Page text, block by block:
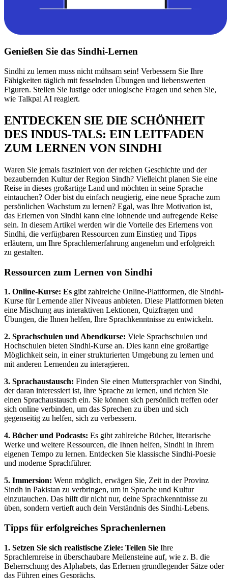
Genießen Sie das Sindhi-Lernen
Sindhi zu lernen muss nicht mühsam sein! Verbessern Sie Ihre
Fähigkeiten täglich mit fesselnden Übungen und liebenswerten
Figuren. Stellen Sie lustige oder unlogische Fragen und sehen Sie,
wie Talkpal AI reagiert.
ENTDECKEN SIE DIE SCHÖNHEIT
DES INDUS-TALS: EIN LEITFADEN
ZUM LERNEN VON SINDHI
Waren Sie jemals fasziniert von der reichen Geschichte und der
bezaubernden Kultur der Region Sindh? Vielleicht planen Sie eine
Reise in dieses großartige Land und möchten in seine Sprache
eintauchen? Oder bist du einfach neugierig, eine neue Sprache zum
persönlichen Wachstum zu lernen? Egal, was Ihre Motivation ist,
das Erlernen von Sindhi kann eine lohnende und aufregende Reise
sein. In diesem Artikel werden wir die Vorteile des Erlernens von
Sindhi, die verfügbaren Ressourcen zum Einstieg und Tipps
erläutern, um Ihre Sprachlernerfahrung angenehm und erfolgreich
zu gestalten.
Ressourcen zum Lernen von Sindhi
1. Online-Kurse: Es gibt zahlreiche Online-Plattformen, die Sindhi-
Kurse für Lernende aller Niveaus anbieten. Diese Plattformen bieten
eine Mischung aus interaktiven Lektionen, Quizfragen und
Übungen, die Ihnen helfen, Ihre Sprachkenntnisse zu entwickeln.
2. Sprachschulen und Abendkurse: Viele Sprachschulen und
Hochschulen bieten Sindhi-Kurse an. Dies kann eine großartige
Möglichkeit sein, in einer strukturierten Umgebung zu lernen und
mit anderen Lernenden zu interagieren.
3. Sprachaustausch: Finden Sie einen Muttersprachler von Sindhi,
der daran interessiert ist, Ihre Sprache zu lernen, und richten Sie
einen Sprachaustausch ein. Sie können sich persönlich treffen oder
sich online verbinden, um das Sprechen zu üben und sich
gegenseitig zu helfen, sich zu verbessern.
4. Bücher und Podcasts: Es gibt zahlreiche Bücher, literarische
Werke und weitere Ressourcen, die Ihnen helfen, Sindhi in Ihrem
eigenen Tempo zu lernen. Entdecken Sie klassische Sindhi-Poesie
und moderne Sprachführer.
5. Immersion: Wenn möglich, erwägen Sie, Zeit in der Provinz
Sindh in Pakistan zu verbringen, um in Sprache und Kultur
einzutauchen. Das hilft dir nicht nur, deine Sprachkenntnisse zu
üben, sondern vertieft auch dein Verständnis des Sindhi-Lebens.
Tipps für erfolgreiches Sprachenlernen
1. Setzen Sie sich realistische Ziele: Teilen Sie Ihre
Sprachlernreise in überschaubare Meilensteine auf, wie z. B. die
Beherrschung des Alphabets, das Erlernen grundlegender Sätze oder
das Führen eines Gesprächs.